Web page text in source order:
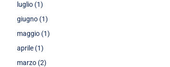
luglio (1)
giugno (1)
maggio (1)
aprile (1)
marzo (2)